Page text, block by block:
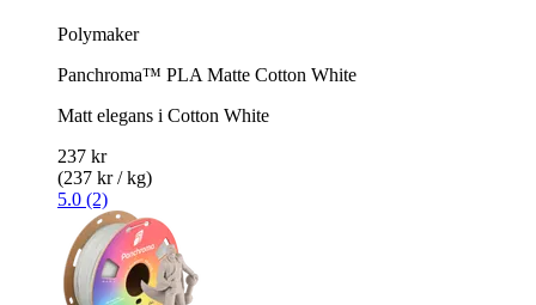
Polymaker
Panchroma™ PLA Matte Cotton White
Matt elegans i Cotton White
237 kr
(237 kr / kg)
5.0 (2)